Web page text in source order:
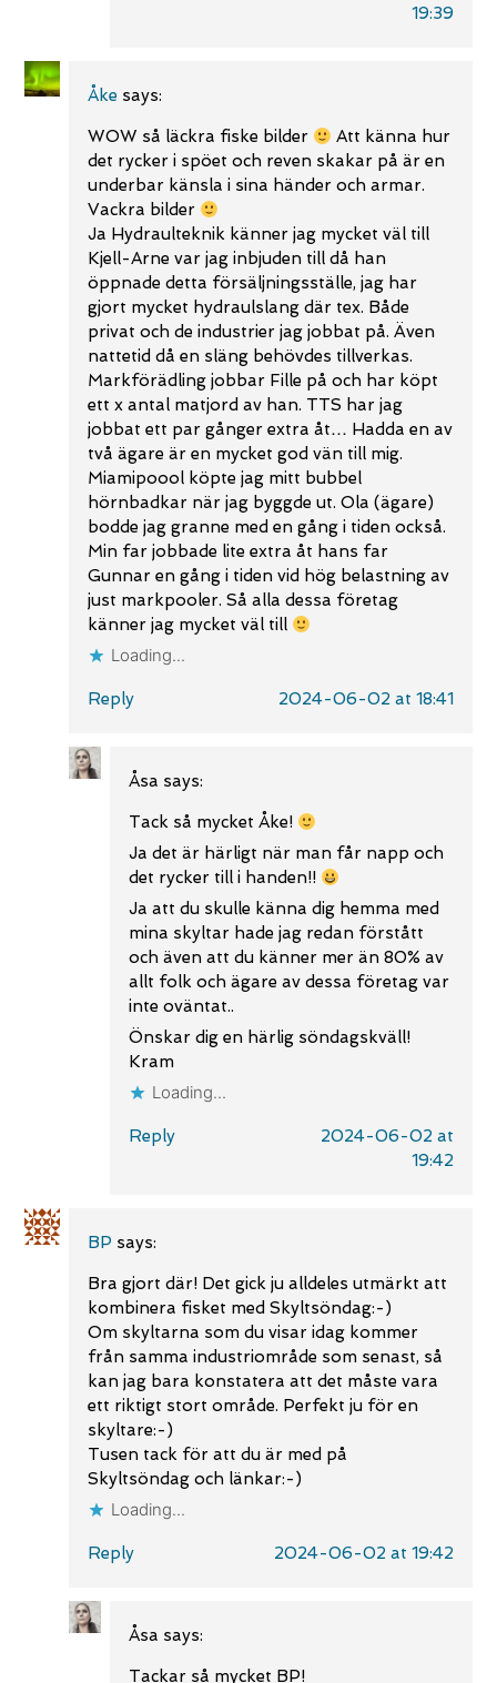
19:39
Åke says:
WOW så läckra fiske bilder
Att känna hur
det rycker i spöet och reven skakar på är en
underbar känsla i sina händer och armar.
Vackra bilder
Ja Hydraulteknik känner jag mycket väl till
Kjell-Arne var jag inbjuden till då han
öppnade detta försäljningsställe, jag har
gjort mycket hydraulslang där tex. Både
privat och de industrier jag jobbat på. Även
nattetid då en släng behövdes tillverkas.
Markförädling jobbar Fille på och har köpt
ett x antal matjord av han. TTS har jag
jobbat ett par gånger extra åt… Hadda en av
två ägare är en mycket god vän till mig.
Miamipoool köpte jag mitt bubbel
hörnbadkar när jag byggde ut. Ola (ägare)
bodde jag granne med en gång i tiden också.
Min far jobbade lite extra åt hans far
Gunnar en gång i tiden vid hög belastning av
just markpooler. Så alla dessa företag
känner jag mycket väl till
Loading...
Reply 2024-06-02 at 18:41
Åsa says:
Tack så mycket Åke!
Ja det är härligt när man får napp och
det rycker till i handen!!
Ja att du skulle känna dig hemma med
mina skyltar hade jag redan förstått
och även att du känner mer än 80% av
allt folk och ägare av dessa företag var
inte oväntat..
Önskar dig en härlig söndagskväll!
Kram
Loading...
Reply
2024-06-02 at
19:42
BP says:
Bra gjort där! Det gick ju alldeles utmärkt att
kombinera fisket med Skyltsöndag:-)
Om skyltarna som du visar idag kommer
från samma industriområde som senast, så
kan jag bara konstatera att det måste vara
ett riktigt stort område. Perfekt ju för en
skyltare:-)
Tusen tack för att du är med på
Skyltsöndag och länkar:-)
Loading...
Reply 2024-06-02 at 19:42
Åsa says:
Tackar så mycket BP!